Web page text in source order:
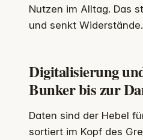
Nutzen im Alltag. Das
und senkt Widerstände.
Digitalisierung
Bunker bis zur
Daten sind der Hebel
sortiert im Kopf des